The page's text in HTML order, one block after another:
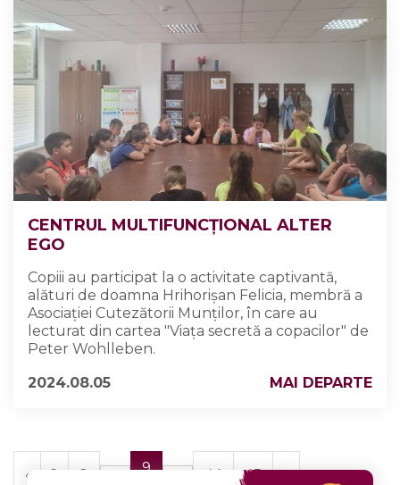
CENTRUL MULTIFUNCȚIONAL ALTER
EGO
Copiii au participat la o activitate captivantă,
alături de doamna Hrihorișan Felicia, membră a
Asociației Cutezătorii Munților, în care au
lecturat din cartea "Viața secretă a copacilor" de
Peter Wohlleben.
2024.08.05
MAI DEPARTE
‹ 1 2 9 44 45 ›